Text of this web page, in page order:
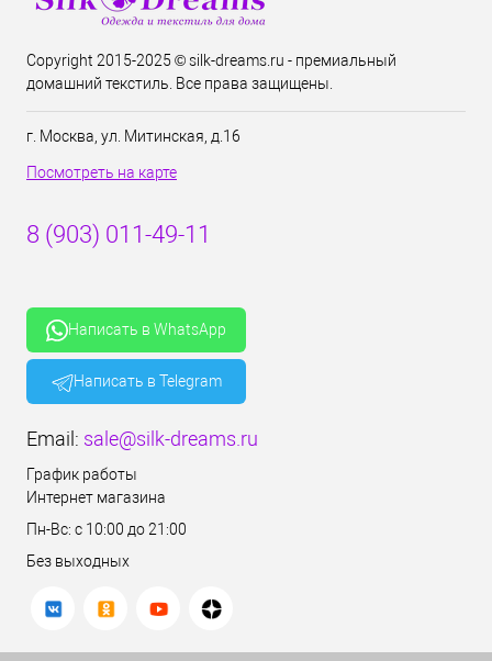
Copyright 2015-2025 © silk-dreams.ru - премиальный
домашний текстиль. Все права защищены.
г. Москва, ул. Митинская, д.16
Посмотреть на карте
8 (903) 011-49-11
Написать в WhatsApp
Написать в Telegram
Email: sale@silk-dreams.ru
График работы
Интернет магазина
Пн-Вс: с 10:00 до 21:00
Без выходных